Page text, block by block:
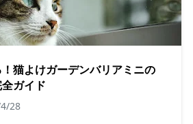
猫よけガーデンバリアミニの
ガイド
28